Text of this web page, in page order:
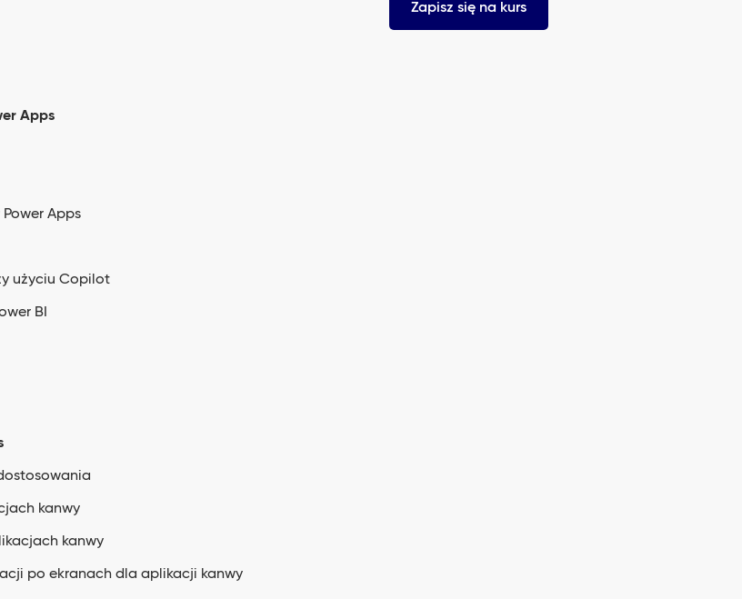
Zapisz się na kurs
Apps
Apps
użyciu Copilot
BI
kanwy
kanwy
po ekranach dla aplikacji kanwy